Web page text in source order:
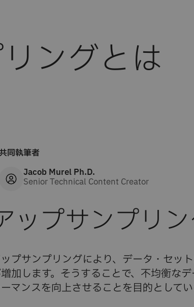
ングとは
同執筆者
Jacob Murel Ph.D.
Senior Technical Content Creator
ップサンプリ
プサンプリングにより、データ・セッ
加します。そうすることで、不均衡な
マンスを向上させることを目的としてい